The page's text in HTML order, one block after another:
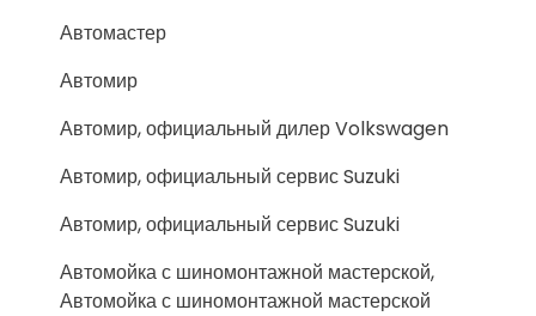
Автомастер
Автомир
Автомир, официальный дилер Volkswagen
Автомир, официальный сервис Suzuki
Автомир, официальный сервис Suzuki
Автомойка с шиномонтажной мастерской,
Автомойка с шиномонтажной мастерской